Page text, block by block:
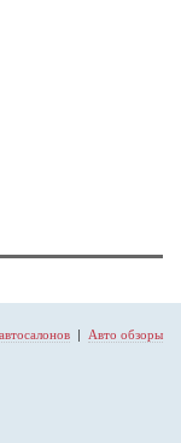
| Авто обзоры